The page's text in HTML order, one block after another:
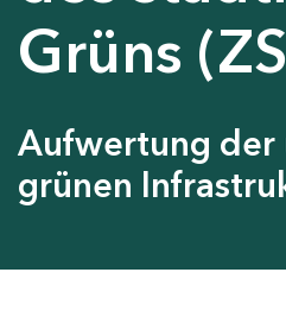
Grüns
Aufwertung der
grünen